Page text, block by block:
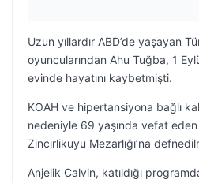
Uzun yıllardır ABD’de yaşayan
oyuncularından Ahu Tuğba, 1
evinde hayatını kaybetmişti.
KOAH ve hipertansiyona bağlı
nedeniyle 69 yaşında vefat
Zincirlikuyu Mezarlığı’na
Anjelik Calvin, katıldığı